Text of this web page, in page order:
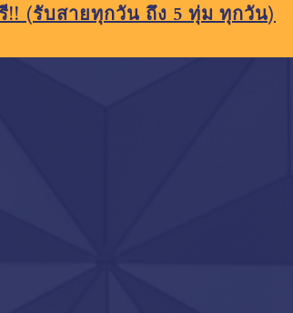
!! (รับสายทุกวัน ถึง 5 ทุ่ม ทุกวัน)